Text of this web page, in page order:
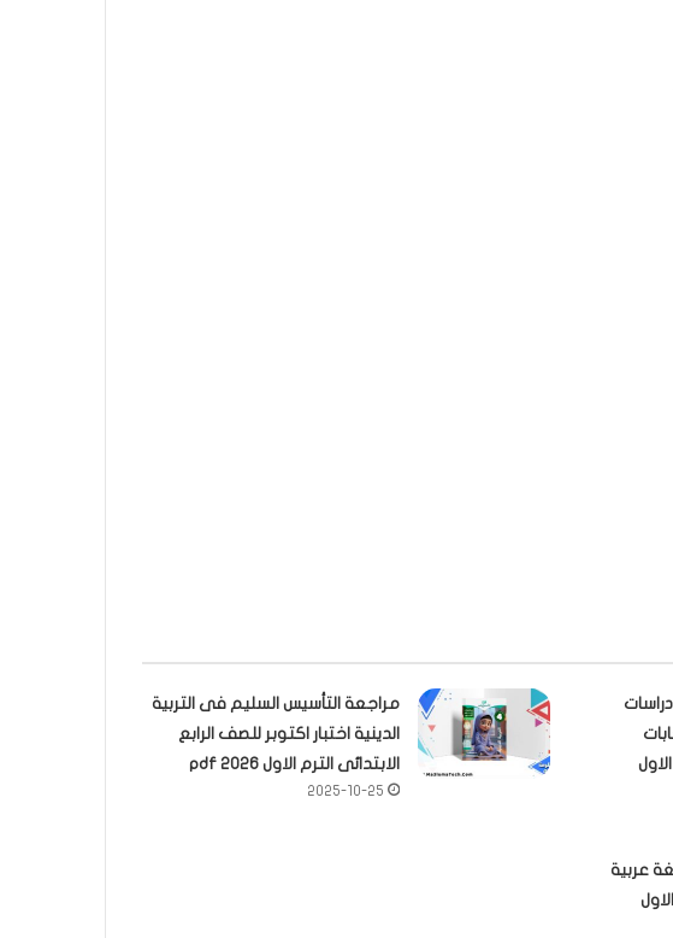
مراجعة التأسيس السليم فى التربية
الدينية اختبار اكتوبر للصف الرابع
الابتدائى الترم الاول 2026 pdf
2025-10-25
عربية